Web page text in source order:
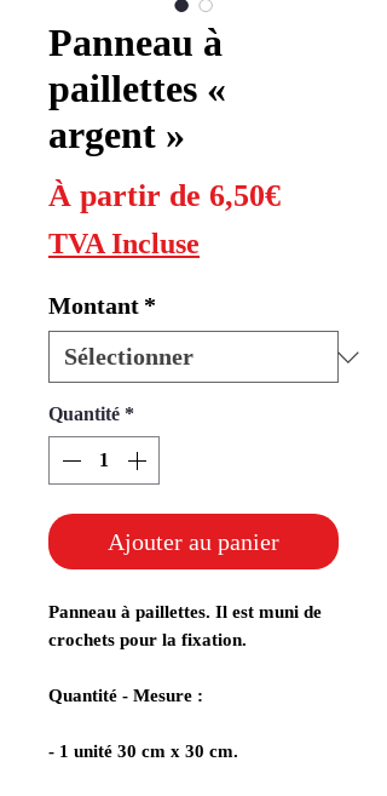
Panneau à
paillettes «
argent »
À partir de 6,50€Prix
TVA Incluse
Montant *
Quantité *
Ajouter au panier
Panneau à paillettes. Il est muni de
crochets pour la fixation.
Quantité - Mesure :
- 1 unité 30 cm x 30 cm.